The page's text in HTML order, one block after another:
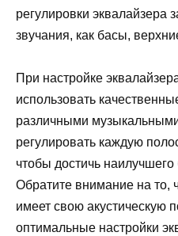
регулировки эквалайзера
звучания, как басы,
При настройке
использовать
различными
регулировать каждую
чтобы достичь наилучшего
Обратите внимание на то,
имеет свою акустическую
оптимальные настройки